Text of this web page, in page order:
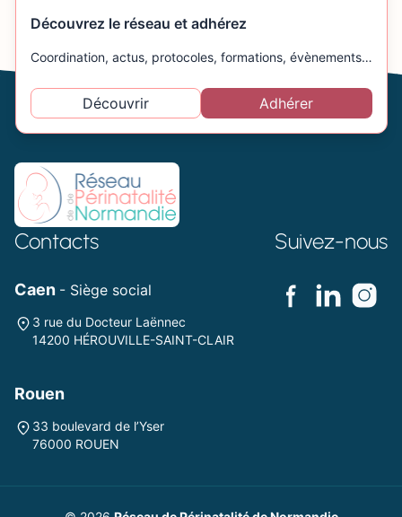
Découvrez le réseau et adhérez
Coordination, actus, protocoles, formations, évènements…
Découvrir Adhérer
Contacts
Caen - Siège social
3 rue du Docteur Laënnec
14200 HÉROUVILLE-SAINT-CLAIR
Rouen
33 boulevard de l’Yser
76000 ROUEN
Suivez-nous